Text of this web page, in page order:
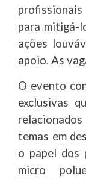
para mitigá-
ações
apoio. As
O evento
exclusivas
temas em
o papel dos
micro